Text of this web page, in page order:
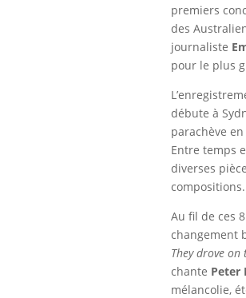
premiers
des
journaliste
pour le plus
débute à
parachève
Entre temps
diverses
compositions.
Au fil de ces
changement
They drove on
chante Peter
mélancolie,